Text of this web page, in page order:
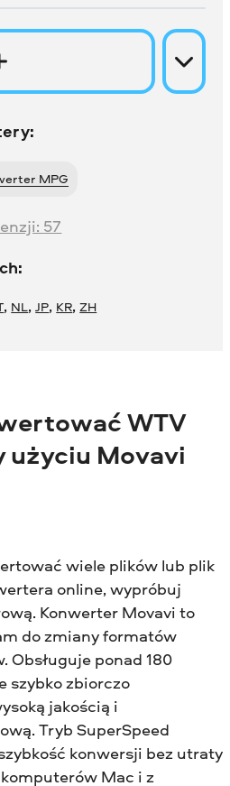
MPG
57
, NL,JP, KR,ZH
WTV
użyciu Movavi
wiele plików lub plik
online, wypróbuj
Konwerter Movavi to
do zmiany formatów
Obsługuje ponad 180
szybko zbiorczo
jakością i
Tryb SuperSpeed
konwersji bez utraty
Mac i z